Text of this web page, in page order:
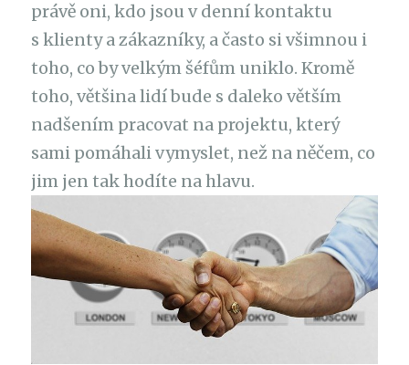
právě oni, kdo jsou v denní kontaktu
s klienty a zákazníky, a často si všimnou i
toho, co by velkým šéfům uniklo. Kromě
toho, většina lidí bude s daleko větším
nadšením pracovat na projektu, který
sami pomáhali vymyslet, než na něčem, co
jim jen tak hodíte na hlavu.